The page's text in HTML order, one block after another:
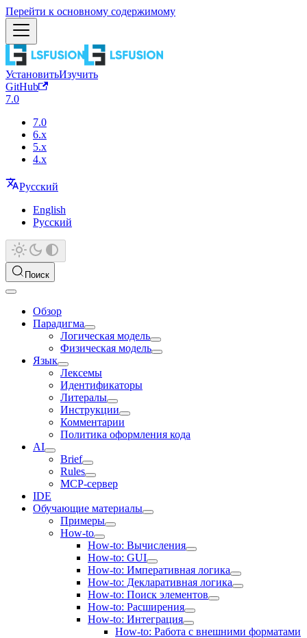
Перейти к основному содержимому
УстановитьИзучить
GitHub
7.0
7.0
6.x
5.x
4.x
Русский
English
Русский
Поиск
Обзор
Парадигма
Логическая модель
Физическая модель
Язык
Лексемы
Идентификаторы
Литералы
Инструкции
Комментарии
Политика оформления кода
AI
Brief
Rules
MCP-сервер
IDE
Обучающие материалы
Примеры
How-to
How-to: Вычисления
How-to: GUI
How-to: Императивная логика
How-to: Декларативная логика
How-to: Поиск элементов
How-to: Расширения
How-to: Интеграция
How-to: Работа с внешними форматами